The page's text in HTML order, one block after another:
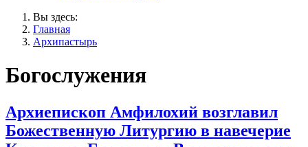
Вы здесь:
Главная
Архипастырь
Богослужения
Архиепископ Амфилохий возглавил
Божественную Литургию в навечерие